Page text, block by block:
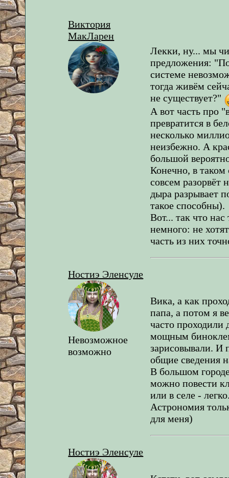
Виктория
МакЛарен
Лекки, ну... мы
предложения:
системе
тогда живём
не существует?"
А вот часть про
превратится в
несколько
неизбежно. А
большой
Конечно, в таком
совсем разорвёт
дыра разрывает
такое способны).
Вот... так что
немного: не
часть из них
Ностиэ Эленсуле
Невозможное
возможно
Вика, а как
папа, а потом я
часто проходили
мощным
зарисовывали. И
общие сведения
В большом
можно повести
или в селе -
Астрономия
для меня)
Ностиэ Эленсуле